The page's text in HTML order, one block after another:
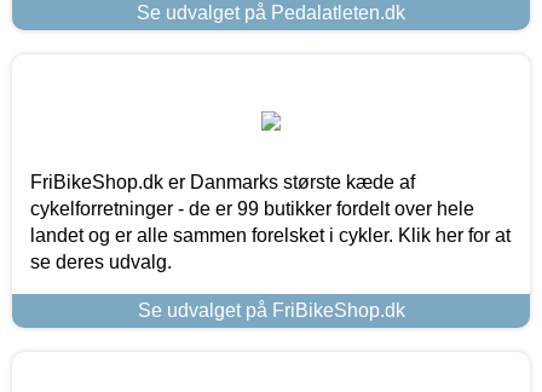
Se udvalget på Pedalatleten.dk
FriBikeShop.dk er Danmarks største kæde af
cykelforretninger - de er 99 butikker fordelt over hele
landet og er alle sammen forelsket i cykler. Klik her for at
se deres udvalg.
Se udvalget på FriBikeShop.dk